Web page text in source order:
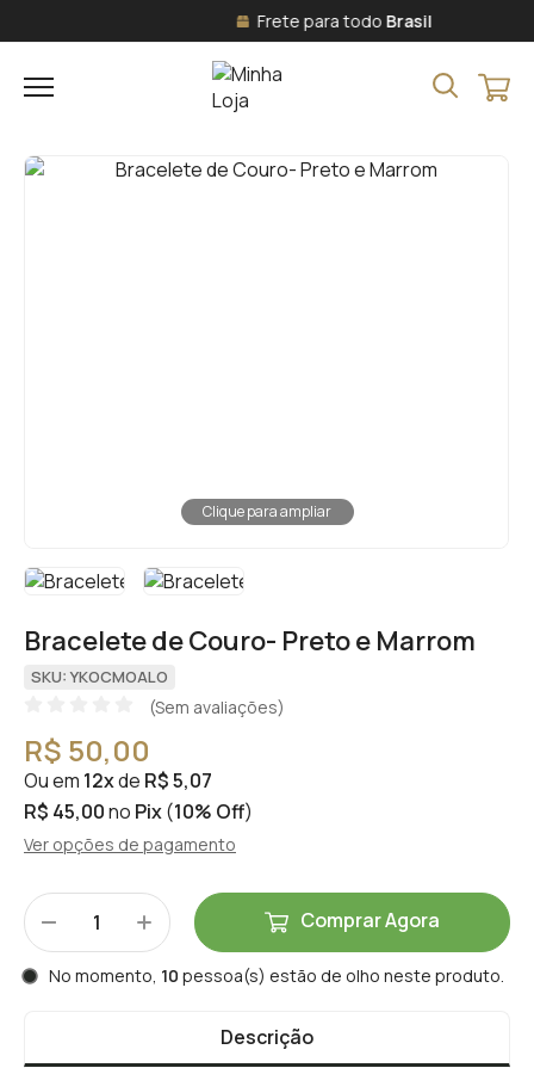
Frete para todoBrasil
Clique para ampliar
Bracelete de Couro- Preto e Marrom
SKU: YKOCMOALO
(Sem avaliações)
R$ 50,00
Ou em 12xde R$ 5,07
R$ 45,00no Pix(10% Off)
Ver opções de pagamento
Comprar Agora
No momento, 10 pessoa(s) estão de olho neste produto.
Descrição